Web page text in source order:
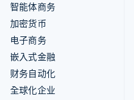
智能体商务
加密货币
电子商务
嵌入式金融
财务自动化
全球化企业